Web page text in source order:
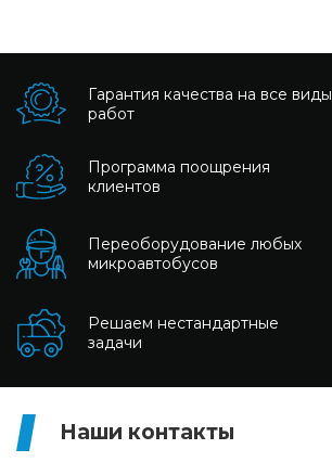
Гарантия качества на все виды
работ
Программа поощрения
клиентов
Переоборудование любых
микроавтобусов
Решаем нестандартные
задачи
Наши контакты